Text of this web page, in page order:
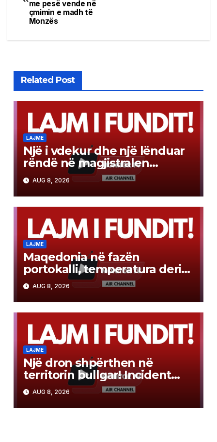
me pesë vende në
çmimin e madh të
Monzës
Related Post
LAJME
Një i vdekur dhe një lënduar
rëndë në magjistralen
Gostivar-Kërçovë
AUG 8, 2026
LAJME
Maqedonia në fazën
portokalli, temperatura deri
në 40°C, ISHP me
rekomandime për mbrojtje
shëndetësore
AUG 8, 2026
LAJME
Një dron shpërthen në
territorin bullgar! Incident
pranë gazsjellësit trans-
ballkanik, autoritetet hetojnë
AUG 8, 2026